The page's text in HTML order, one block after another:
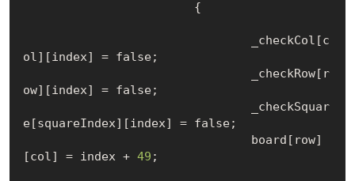
				_checkCol
[c
ol] [index] = false;
				_checkRow
[ r
ow] [index] = false;
e[squareIndex] [index] = false;
				board
[ row]
[col] = index + 49 ;